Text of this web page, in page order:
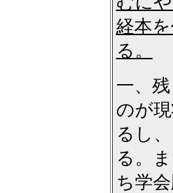
経本
る。
一、
のが
るし
る。
ち学